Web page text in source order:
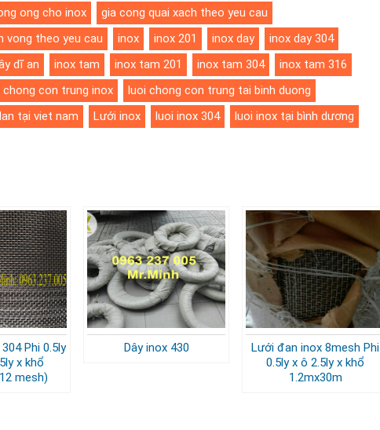
ong cho inox
gia cong quai xach theo yeu cau
vong theo yeu cau inox inox 201 inox day
inox day 304
dĩ an inox tam inox tam 201 inox tam 304
inox tam 316
chong con trung inox
luoi chong con trung tai binh duong
tại viet nam Lưới inox luoi inox 304
luoi inox tại bình dương
Phi 0.5ly
x khổ
mesh)
Dây inox 430
Lưới đan inox 8mesh Phi
0.5ly x ô 2.5ly x khổ
1.2mx30m